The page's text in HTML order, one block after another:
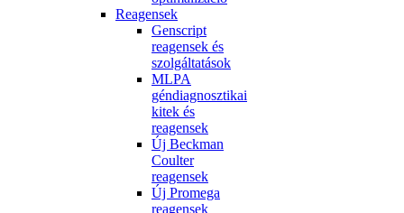
Reagensek
Genscript
reagensek és
szolgáltatások
MLPA
géndiagnosztikai
kitek és
reagensek
Új Beckman
Coulter
reagensek
Új Promega
reagensek